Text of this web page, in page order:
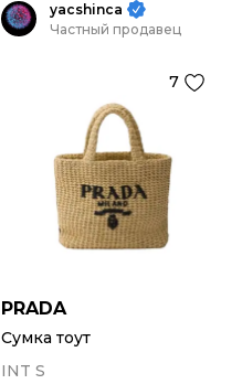
yacshinca
Частный продавец
7
PRADA
Сумка тоут
INT S